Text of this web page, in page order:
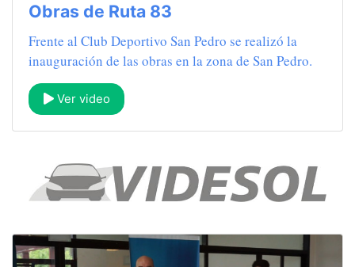
Obras de Ruta 83
Frente al Club Deportivo San Pedro se realizó la
inauguración de las obras en la zona de San Pedro.
Ver video